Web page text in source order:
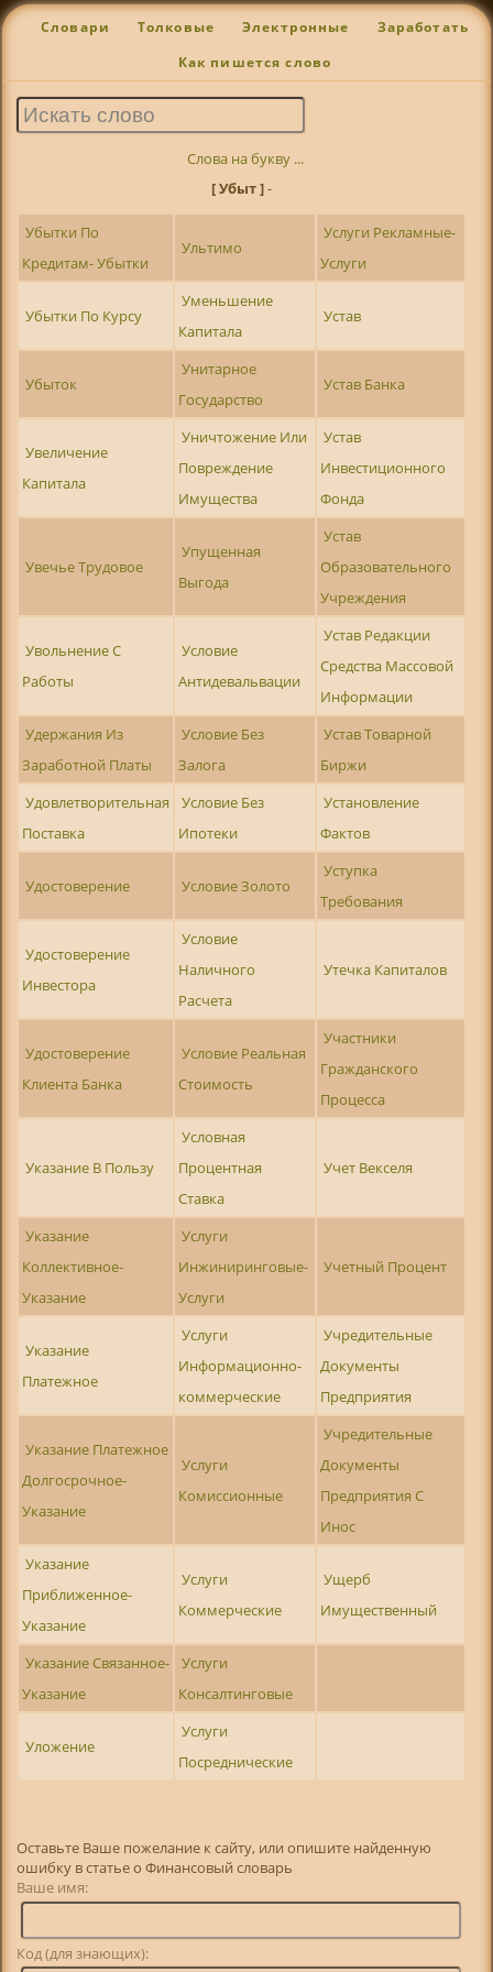
Словари Толковые Электронные Заработать
Как пишется слово
Слова на букву ...
[ Убыт ]-
Убытки По
Кредитам- Убытки
Ультимо
Услуги Рекламные-
Услуги
Убытки По Курсу
Уменьшение
Капитала
Устав
Убыток
Унитарное
Государство
Устав Банка
Увеличение
Капитала
Уничтожение Или
Повреждение
Имущества
Устав
Инвестиционного
Фонда
Увечье Трудовое
Упущенная
Выгода
Устав
Образовательного
Учреждения
Увольнение С
Работы
Условие
Антидевальвации
Устав Редакции
Средства Массовой
Информации
Удержания Из
Заработной Платы
Условие Без
Залога
Устав Товарной
Биржи
Удовлетворительная
Поставка
Условие Без
Ипотеки
Установление
Фактов
Удостоверение Условие Золото
Уступка
Требования
Удостоверение
Инвестора
Условие
Наличного
Расчета
Утечка Капиталов
Удостоверение
Клиента Банка
Условие Реальная
Стоимость
Участники
Гражданского
Процесса
Указание В Пользу
Условная
Процентная
Ставка
Учет Векселя
Указание
Коллективное-
Указание
Услуги
Инжиниринговые-
Услуги
Учетный Процент
Указание
Платежное
Услуги
Информационно-
коммерческие
Учредительные
Документы
Предприятия
Указание Платежное
Долгосрочное-
Указание
Услуги
Комиссионные
Учредительные
Документы
Предприятия С
Инос
Указание
Приближенное-
Указание
Услуги
Коммерческие
Ущерб
Имущественный
Указание Связанное-
Указание
Услуги
Консалтинговые
Уложение
Услуги
Посреднические
Оставьте Ваше пожелание к сайту, или опишите найденную
ошибку в статье о Финансовый словарь
Ваше имя:
Код (для знающих):